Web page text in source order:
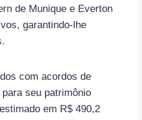
de Munique e Everton
garantindo-lhe
com acordos de
seu patrimônio
em R$ 490,2